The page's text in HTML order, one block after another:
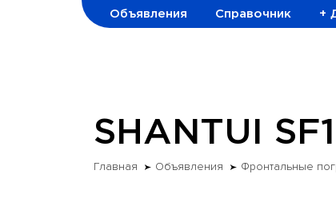
Объявления Справочник +
SHANTUI
Главная Объявления Фронтальные